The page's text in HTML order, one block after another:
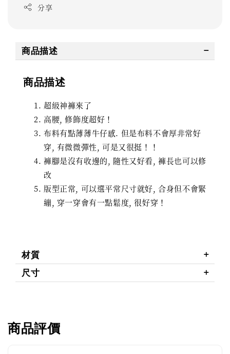
分享
商品描述
商品描述
超級神褲來了
高腰, 修飾度超好！
布料有點薄薄牛仔感. 但是布料不會厚非常好
穿, 有微微彈性, 可是又很挺！！
褲腳是沒有收邊的, 隨性又好看, 褲長也可以修
改
版型正常, 可以選平常尺寸就好, 合身但不會緊
繃, 穿一穿會有一點鬆度, 很好穿！
材質
尺寸
商品評價